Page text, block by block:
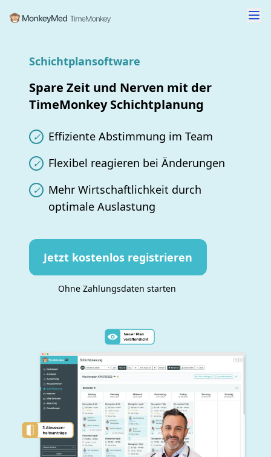
Schichtplansoftware
Spare Zeit und Nerven mit der
TimeMonkey Schichtplanung
✓ Effiziente Abstimmung im Team
✓ Flexibel reagieren bei Änderungen
✓ Mehr Wirtschaftlichkeit durch
optimale Auslastung
Jetzt kostenlos registrieren
Ohne Zahlungsdaten starten